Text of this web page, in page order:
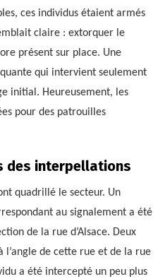
ces individus étaient armés
claire : extorquer le
présent sur place. Une
qui intervient seulement
initial. Heureusement, les
pour des patrouilles
des interpellations
quadrillé le secteur. Un
au signalement a été
de la rue d’Alsace. Deux
l’angle de cette rue et de la rue
a été intercepté un peu plus